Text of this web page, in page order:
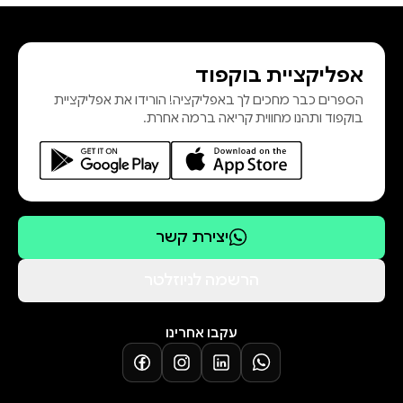
אפליקציית בוקפוד
הספרים כבר מחכים לך באפליקציה! הורידו את אפליקציית
בוקפוד ותהנו מחווית קריאה ברמה אחרת.
יצירת קשר
עקבו אחרינו